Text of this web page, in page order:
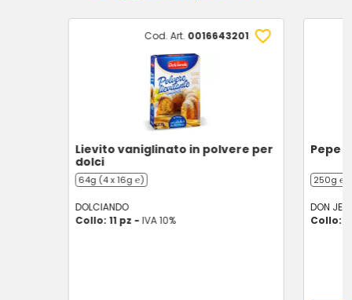
Cod. Art. 0016643201
Lievito vaniglinato in polvere per
dolci
64g (4 x 16g ℮)
DOLCIANDO
Collo: 11 pz - IVA 10%
Pepe
250g ℮
DON
Collo: